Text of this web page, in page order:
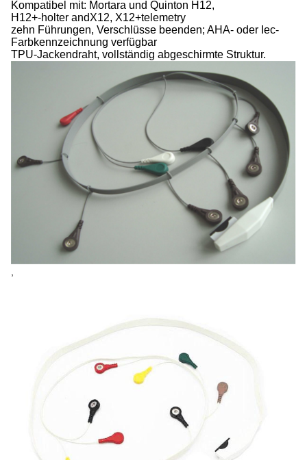
Kompatibel mit: Mortara und Quinton H12,
H12+-holter andX12, X12+telemetry
zehn Führungen, Verschlüsse beenden; AHA- oder Iec-
Farbkennzeichnung verfügbar
TPU-Jackendraht, vollständig abgeschirmte Struktur.